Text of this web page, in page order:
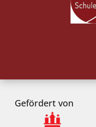
Gefördert von